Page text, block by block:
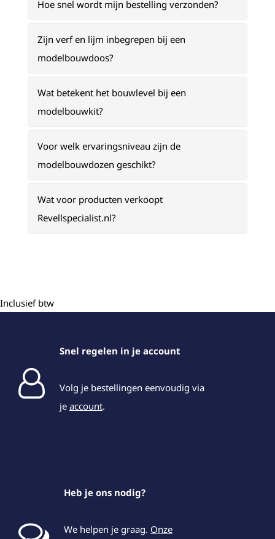
Hoe snel wordt mijn bestelling verzonden?
Zijn verf en lijm inbegrepen bij een
modelbouwdoos?
Wat betekent het bouwlevel bij een
modelbouwkit?
Voor welk ervaringsniveau zijn de
modelbouwdozen geschikt?
Wat voor producten verkoopt
Revellspecialist.nl?
Inclusief btw
Snel regelen in je account
Volg je bestellingen eenvoudig via
je account.
Heb je ons nodig?
We helpen je graag. Onze